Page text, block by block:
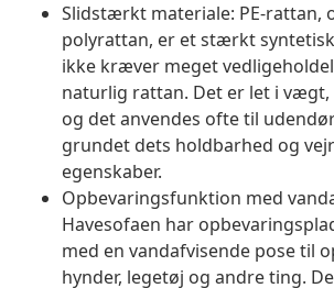
Slidstærkt materiale: PE-rattan,
polyrattan, er et stærkt
ikke kræver meget
naturlig rattan. Det er let i
og det anvendes ofte til
grundet dets holdbarhed og
egenskaber.
Opbevaringsfunktion med
Havesofaen har
med en vandafvisende pose til
hynder, legetøj og andre ting.